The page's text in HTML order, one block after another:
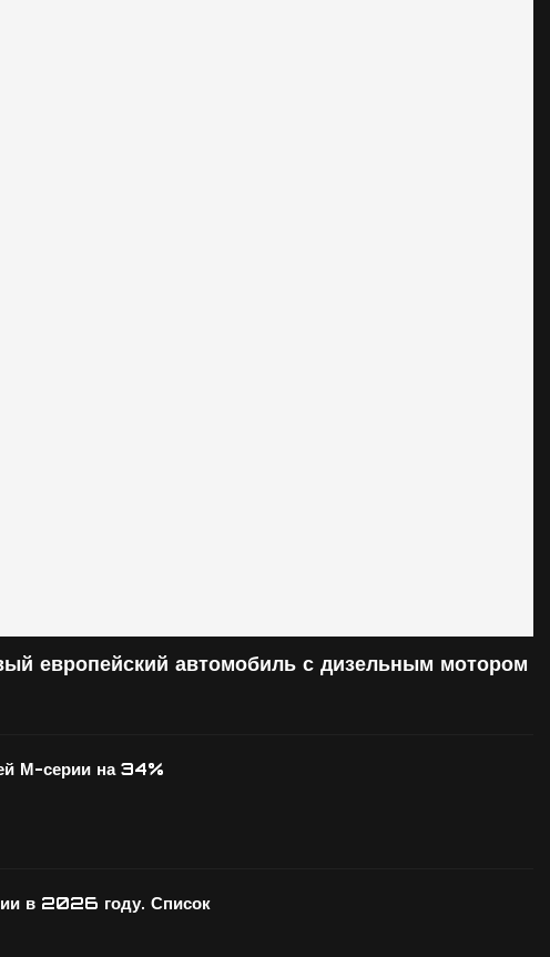
европейский автомобиль с дизельным мотором
М-серии на 34%
в 2026 году. Список